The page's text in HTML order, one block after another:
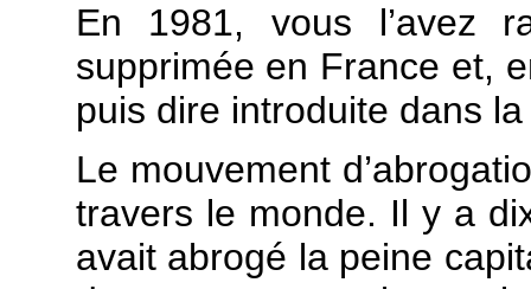
En 1981, vous l’avez
supprimée en France et,
puis dire introduite dans
Le mouvement
travers le monde. Il y a
avait abrogé la peine